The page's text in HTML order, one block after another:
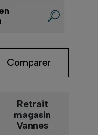
Comparer
Retrait
magasin
Vannes